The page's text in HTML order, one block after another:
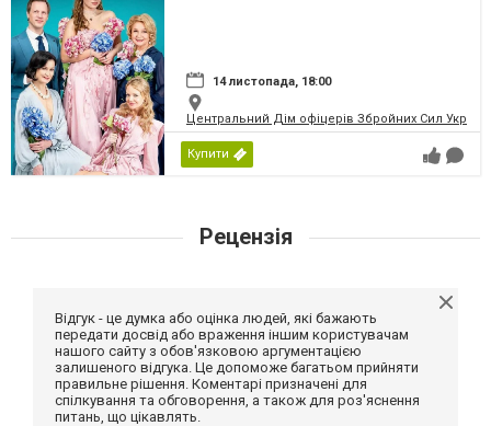
14 листопада, 18:00
Центральний Дім офіцерів Збройних Сил
Купити
Рецензія
Відгук - це думка або оцінка людей, які бажають
передати досвід або враження іншим користувачам
нашого сайту з обов'язковою аргументацією
залишеного відгука. Це допоможе багатьом прийняти
правильне рішення. Коментарі призначені для
спілкування та обговорення, а також для роз'яснення
питань, що цікавлять.